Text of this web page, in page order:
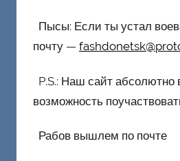
Пысы: Если ты устал
почту —
P.S.: Наш сайт абсолютно
возможность
Рабов вышлем по почте